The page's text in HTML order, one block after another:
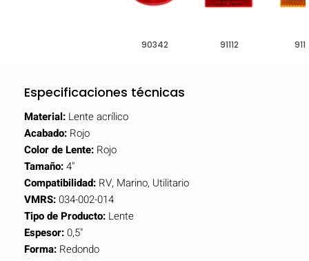
90342 91112
Especificaciones técnicas
Material: Lente acrílico
Acabado: Rojo
Color de Lente: Rojo
Tamaño:4"
Compatibilidad: RV, Marino, Utilitario
VMRS:034-002-014
Tipo de Producto: Lente
Espesor:0,5"
Forma: Redondo